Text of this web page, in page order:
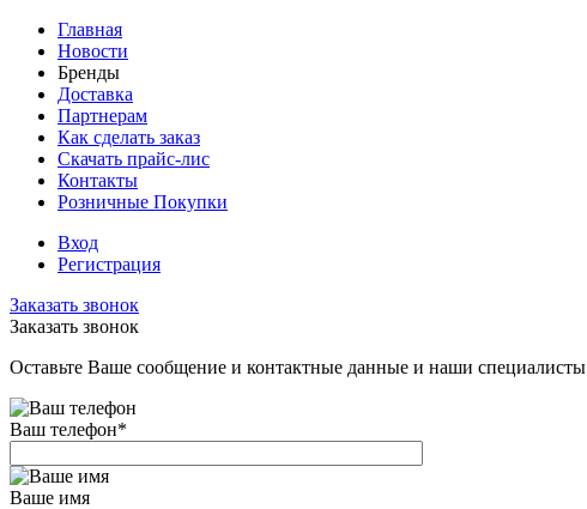
Главная
Новости
Бренды
Доставка
Партнерам
Как сделать заказ
Скачать прайс-лис
Контакты
Розничные Покупки
Вход
Регистрация
Заказать звонок
Заказать звонок
Оставьте Ваше сообщение и контактные данные и наши
Ваш телефон*
Ваше имя